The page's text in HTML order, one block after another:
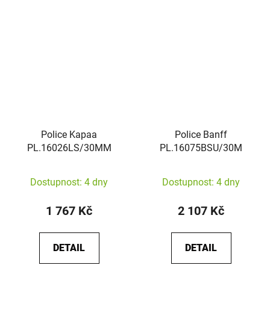
Police Kapaa
PL.16026LS/30MM
Dostupnost: 4 dny
1 767 Kč
DETAIL
Police Banff
PL.16075BSU/30M
Dostupnost: 4 dny
2 107 Kč
DETAIL